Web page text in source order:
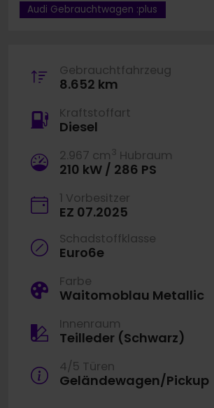
Audi Gebrauchtwagen :plus
Gebrauchtfahrzeug
8.652 km
Kraftstoffart
Diesel
2.967 cm 3 Hubraum
210 kW / 286 PS
1 Vorbesitzer
EZ 07.2025
Schadstoffklasse
Euro6e
Farbe
Waitomoblau Metallic
Innenraum
Teilleder (Schwarz)
4/5 Türen
Geländewagen/Pickup